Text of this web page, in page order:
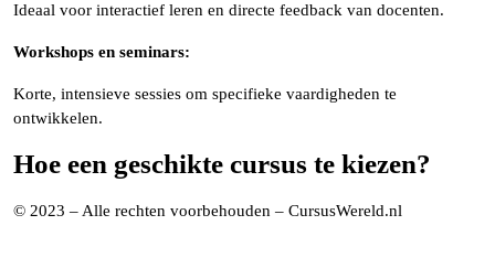
Ideaal voor interactief leren en directe feedback van docenten.
Workshops en seminars:
Korte, intensieve sessies om specifieke vaardigheden te
ontwikkelen.
Hoe een geschikte cursus te kiezen?
© 2023 – Alle rechten voorbehouden – CursusWereld.nl